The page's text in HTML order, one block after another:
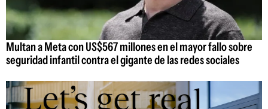
Multan a Meta con US$567 millones en el mayor fallo sobre
seguridad infantil contra el gigante de las redes sociales